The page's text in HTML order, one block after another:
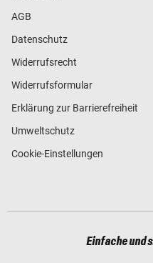
AGB
Datenschutz
Widerrufsrecht
Widerrufsformular
Erklärung zur Barrierefreiheit
Umweltschutz
Cookie-Einstellungen
Einfache und